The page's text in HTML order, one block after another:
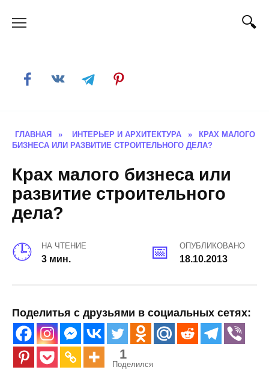
ГЛАВНАЯ » ИНТЕРЬЕР И АРХИТЕКТУРА »
КРАХ МАЛОГО
БИЗНЕСА ИЛИ РАЗВИТИЕ СТРОИТЕЛЬНОГО ДЕЛА?
Крах малого бизнеса или
развитие строительного
дела?
НА ЧТЕНИЕ
3 мин.
ОПУБЛИКОВАНО
18.10.2013
Поделитья с друзьями в социальных сетях:
1
Поделился